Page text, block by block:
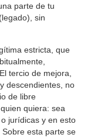
parte de tu
sin
estricta, que
tercio de mejora,
descendientes, no
de libre
quiera: sea
jurídicas y en esto
esta parte se